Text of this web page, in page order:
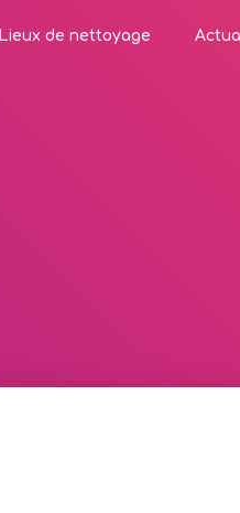
Lieux de nettoyage